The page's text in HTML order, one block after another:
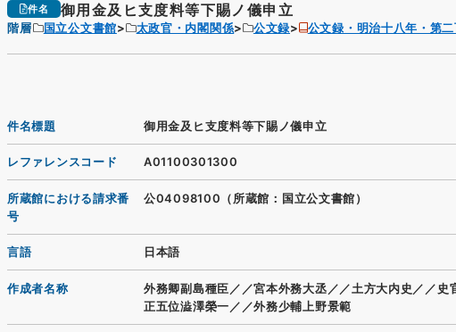
件名 御用金及ヒ支度料等下賜ノ儀申立
階層 国立公文書館 太政官・内閣関係 公文録 公文録・明治十八年・第
件名標題 御用金及ヒ支度料等下賜ノ儀申立
レファレンスコード A01100301300
所蔵館における請求番
号
公04098100（所蔵館：国立公文書館）
言語 日本語
作成者名称
外務卿副島種臣／／宮本外務大丞／／土方大内史／／史
正五位澁澤榮一／／外務少輔上野景範